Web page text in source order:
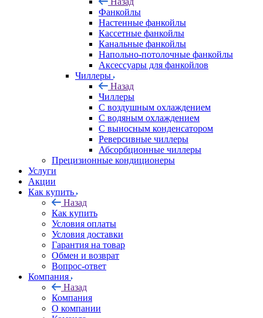
Фанкойлы
Настенные фанкойлы
Кассетные фанкойлы
Канальные фанкойлы
Напольно-потолочные фанкойлы
Аксессуары для фанкойлов
Чиллеры
Назад
Чиллеры
С воздушным охлаждением
С водяным охлаждением
С выносным конденсатором
Реверсивные чиллеры
Абсорбционные чиллеры
Прецизионные кондиционеры
Услуги
Акции
Как купить
Назад
Как купить
Условия оплаты
Условия доставки
Гарантия на товар
Обмен и возврат
Вопрос-ответ
Компания
Назад
Компания
О компании